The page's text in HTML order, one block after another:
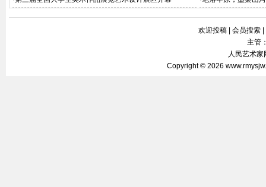
欢迎投稿
会员搜索
主管
人民艺术
Copyright © 2026